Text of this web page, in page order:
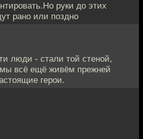
руки до этих
рано или поздно
люди - стали той стеной,
мы всё ещё живём прежней
герои.